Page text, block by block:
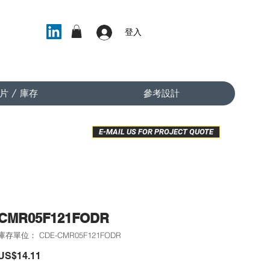
登入
/ 庫存 參考設計
存單位： CDE-CMR05F121FODR
E-MAIL US FOR PROJECT QUOTE